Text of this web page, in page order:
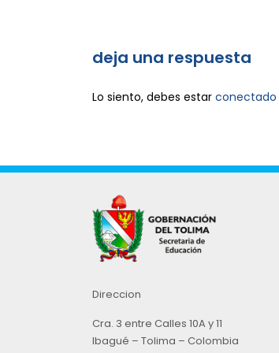
deja una respuesta
Lo siento, debes estar conectado
Direccion
Cra. 3 entre Calles 10A y 11
Ibagué – Tolima – Colombia